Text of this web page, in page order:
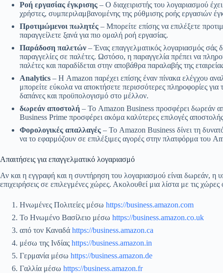
Ροή εργασίας έγκρισης – Ο διαχειριστής του λογαριασμού
χρήστες, συμπεριλαμβανομένης της ρύθμισης ροής εργασιών
Προτιμώμενοι πωλητές – Μπορείτε επίσης να επιλέξετε
παραγγείλετε ξανά για πιο ομαλή ροή εργασίας.
Παράδοση παλετών – Ένας επαγγελματικός λογαριασμός σάς
παραγγελίες σε παλέτες. Ωστόσο, η παραγγελία πρέπει να
παλέτες και παραδίδεται στην αποβάθρα παραλαβής της
Analytics – Η Amazon παρέχει επίσης έναν πίνακα ελέγχου
μπορείτε εύκολα να αποκτήσετε περισσότερες πληροφορίες
δαπάνες και προϋπολογισμό στο μέλλον.
δωρεάν αποστολή – Το Amazon Business προσφέρει δωρεάν
Business Prime προσφέρει ακόμα καλύτερες επιλογές
Φορολογικές απαλλαγές – Το Amazon Business δίνει τη
να το εφαρμόζουν σε επιλέξιμες αγορές στην πλατφόρμα του
Απαιτήσεις για επαγγελματικό λογαριασμό
Αν και η εγγραφή και η συντήρηση του λογαριασμού είναι δωρεάν, η
επιχειρήσεις σε επιλεγμένες χώρες. Ακολουθεί μια λίστα με τις
Ηνωμένες Πολιτείες μέσω https://business.amazon.com
Το Ηνωμένο Βασίλειο μέσω https://business.amazon.co.uk
από τον Καναδά https://business.amazon.ca
μέσω της Ινδίας https://business.amazon.in
Γερμανία μέσω https://business.amazon.de
Γαλλία μέσω https://business.amazon.fr